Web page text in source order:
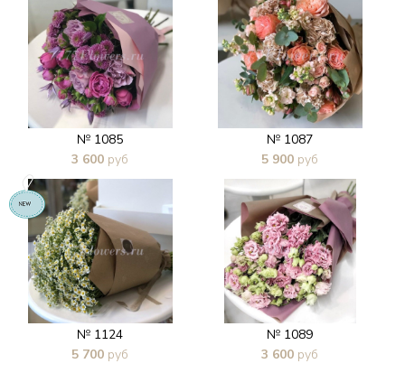
№ 1085
3 600 руб
В 1 клик
№ 1087
5 900 руб
В 1 клик
№ 1124
5 700 руб
№ 1089
3 600 руб